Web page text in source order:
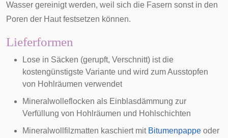
Wasser gereinigt werden, weil sich die Fasern sonst in den
Poren der Haut festsetzen können.
Lieferformen
Lose in Säcken (gerupft, Verschnitt) ist die
kostengünstigste Variante und wird zum Ausstopfen
von Hohlräumen verwendet
Mineralwolleflocken als Einblasdämmung zur
Verfüllung von Hohlräumen und Hohlschichten
Mineralwoll filzmatten kaschiert mit Bitumenpappe oder